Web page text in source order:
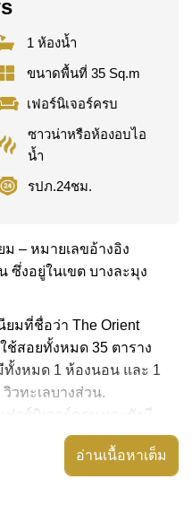
1 ห้องน้ำ
ขนาดพื้นที่ 35 Sq.m
เฟอร์นิเจอร์ครบ
ซาวน่าหรือห้องอบไอ
น้ำ
รปภ.24ชม.
– หมายเลขอ้างอิง
ซึ่งอยู่ในเขต บางละมุง
มที่ชื่อว่า The Orient
ช้สอยทั้งหมด 35 ตาราง
งหมด 1 ห้องนอน และ 1
วทะเลบางส่วน.
อร์นิเจอร์ครบ และยังมี
ะเบียง, เครื่องปรับ
อ่านเนื้อหาเต็ม